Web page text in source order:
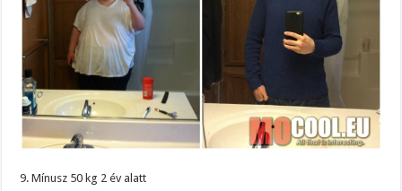
9. Mínusz 50 kg 2 év alatt